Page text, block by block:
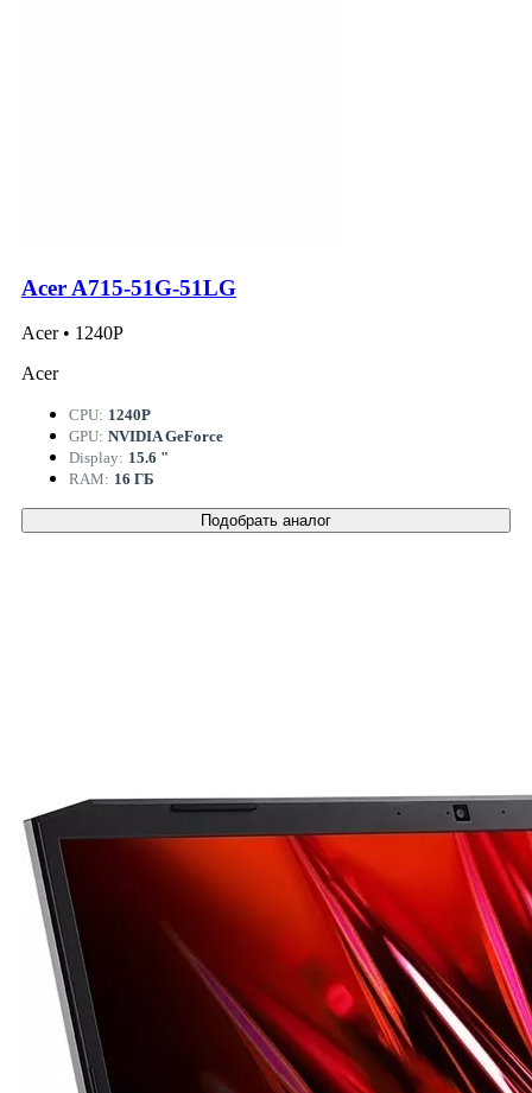
Acer A715-51G-51LG
Acer • 1240P
Acer
CPU: 1240P
GPU: NVIDIA GeForce
Display: 15.6 "
RAM: 16 ГБ
Подобрать аналог